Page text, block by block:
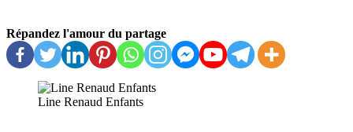
Répandez l'amour du partage
Line Renaud Enfants